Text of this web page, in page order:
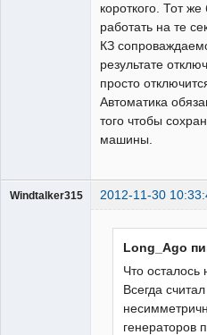
короткого. Тот
работать на те
КЗ
результате
просто
Автоматика
того чтобы
машины.
Windtalker315 2012-11-30
Long_Ago
Что
Всегда
генераторов